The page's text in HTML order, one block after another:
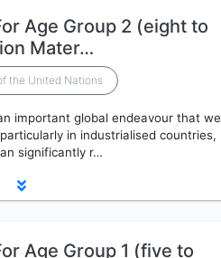
Age Group 2 (eight to
Mater…
the United Nations
important global endeavour that we
in industrialised countries,
significantly r…
Age Group 1 (five to